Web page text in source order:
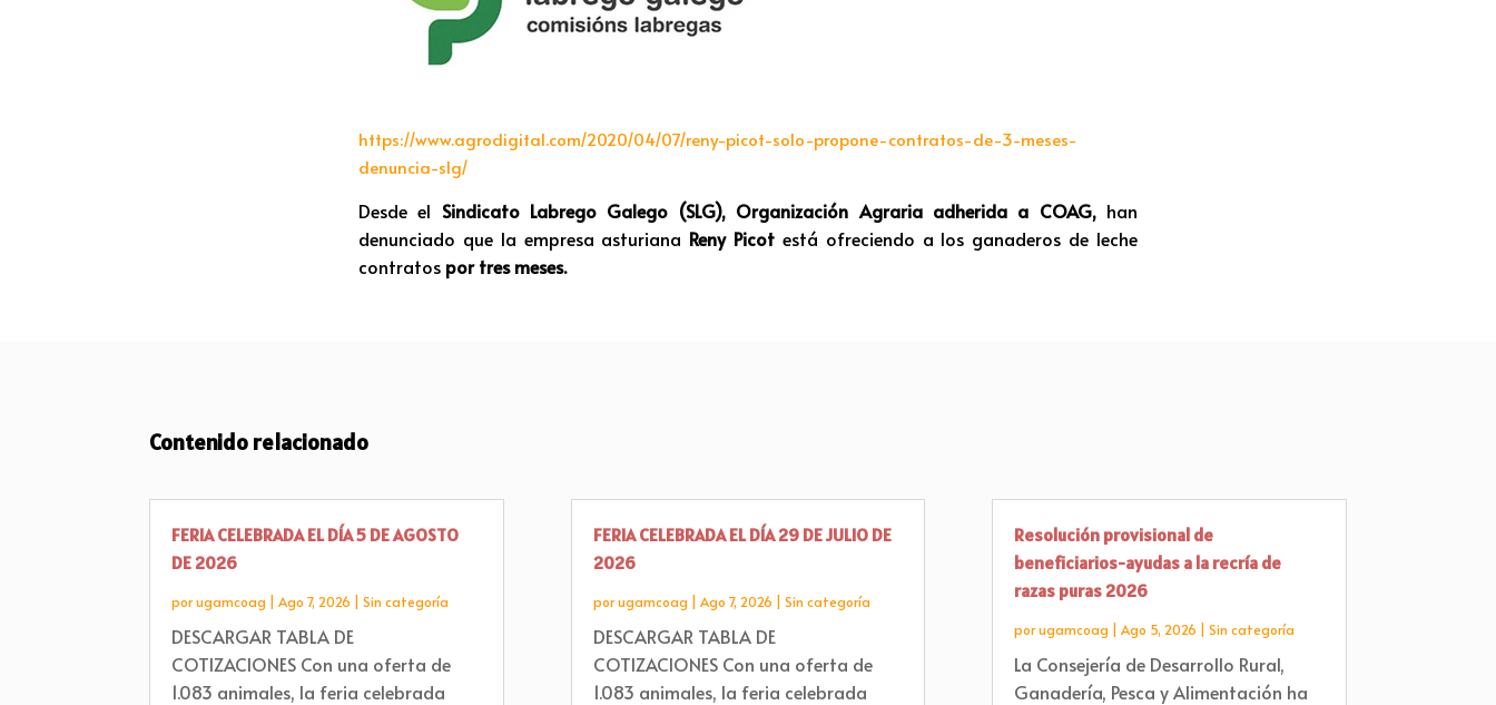
https://www.agrodigital.com/2020/04/07/reny-picot-solo-propone-contratos-de-3-meses-
denuncia-slg/
Desde el Sindicato Labrego Galego (SLG), Organización Agraria adherida a COAG,han
denunciado que la empresa asturiana Reny Picot está ofreciendo a los ganaderos de leche
contratos por tres meses.
Contenido relacionado
FERIA CELEBRADA EL DÍA 5 DE AGOSTO
DE 2026
porugamcoag |Ago 7, 2026 |Sin categoría
DESCARGAR TABLA DE
COTIZACIONES Con una oferta de
1.083 animales, la feria celebrada
FERIA CELEBRADA EL DÍA 29 DE JULIO DE
2026
porugamcoag Ago 7, 2026 Sin categoría
DESCARGAR TABLA DE
COTIZACIONES Con una oferta de
1.083 animales, la feria celebrada
Resolución provisional de
beneficiarios-ayudas a la recría de
razas puras 2026
porugamcoag Ago 5, 2026 Sin categoría
La Consejería de Desarrollo Rural,
Ganadería, Pesca y Alimentación ha